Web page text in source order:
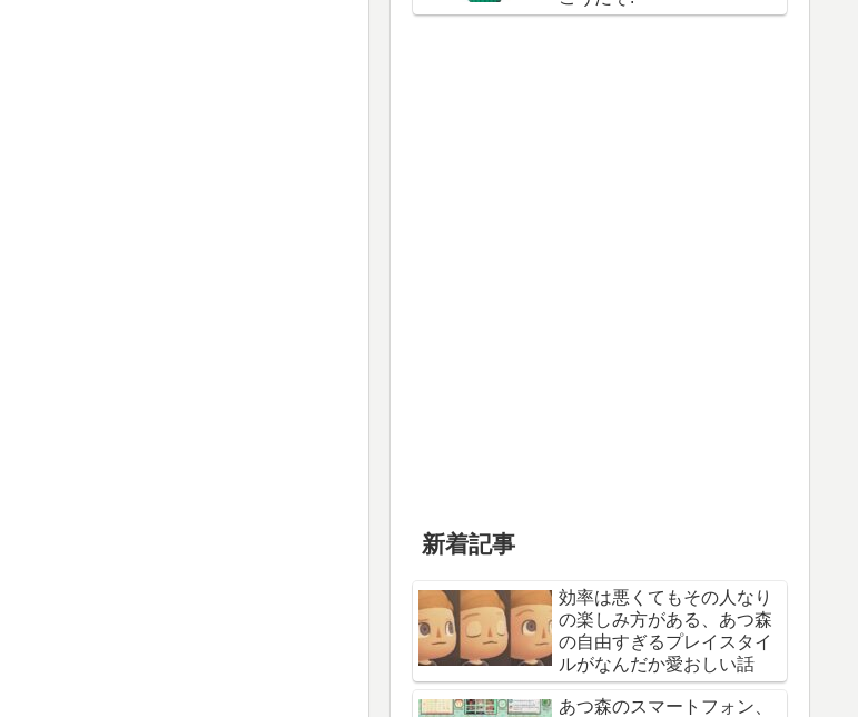
新着記事
効率は悪くてもその人なり
の楽しみ方がある、あつ森
の自由すぎるプレイスタイ
ルがなんだか愛おしい話
あつ森のスマートフォン、